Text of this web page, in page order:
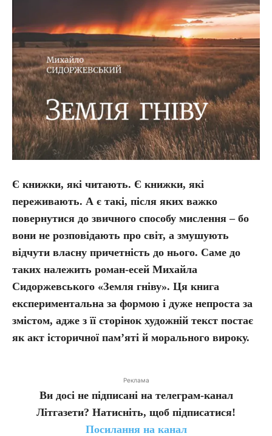
Є книжки, які читають. Є книжки, які
переживають. А є такі, після яких важко
повернутися до звичного способу мислення – бо
вони не розповідають про світ, а змушують
відчути власну причетність до нього. Саме до
таких належить роман-есей Михайла
Сидоржевського «Земля гніву». Ця книга
експериментальна за формою і дуже непроста за
змістом, адже з її сторінок художній текст постає
як акт історичної пам’яті й морального вироку.
Реклама
Ви досі не підписані на телеграм-канал
Літгазети? Натисніть, щоб підписатися!
Посилання на канал